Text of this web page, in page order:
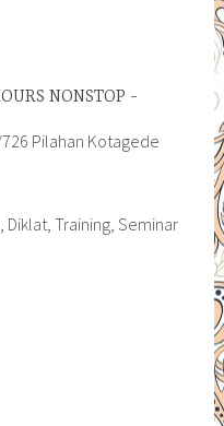
NONSTOP
726 Pilahan Kotagede
Training, Seminar